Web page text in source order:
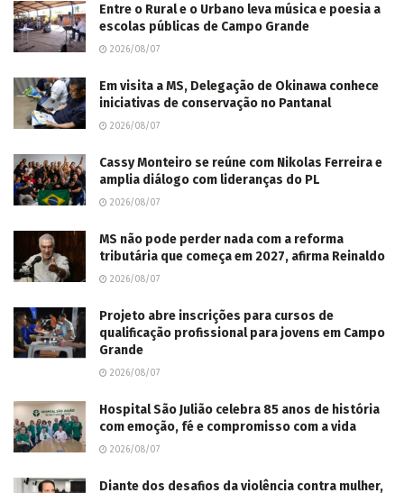
Entre o Rural e o Urbano leva música e poesia a
escolas públicas de Campo Grande
2026/08/07
Em visita a MS, Delegação de Okinawa conhece
iniciativas de conservação no Pantanal
2026/08/07
Cassy Monteiro se reúne com Nikolas Ferreira e
amplia diálogo com lideranças do PL
2026/08/07
MS não pode perder nada com a reforma
tributária que começa em 2027, afirma Reinaldo
2026/08/07
Projeto abre inscrições para cursos de
qualificação profissional para jovens em Campo
Grande
2026/08/07
Hospital São Julião celebra 85 anos de história
com emoção, fé e compromisso com a vida
2026/08/07
Diante dos desafios da violência contra mulher,